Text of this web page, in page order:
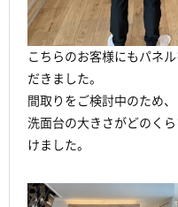
こちらのお客様にもパネ
だきました。
間取りをご検討中のため
洗面台の大きさがどのく
けました。